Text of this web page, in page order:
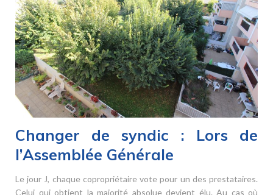
Changer de syndic : Lors de
l’Assemblée Générale
Le jour J, chaque copropriétaire vote pour un des prestataires.
Celui qui obtient la majorité absolue devient élu. Au cas où